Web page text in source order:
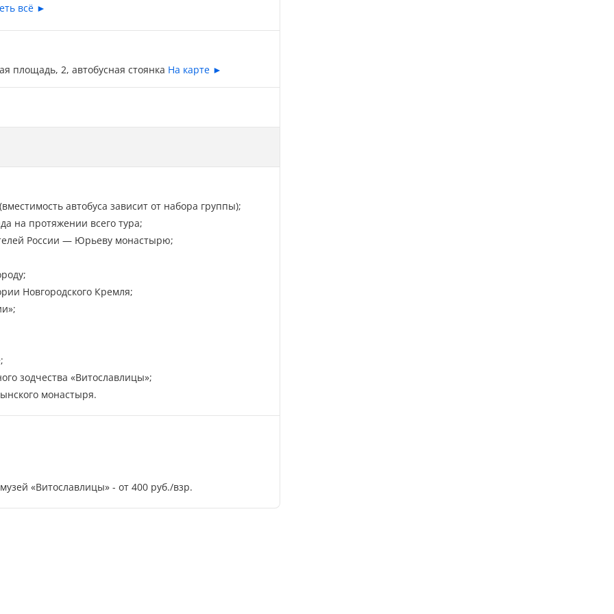
всё ►
площадь, 2, автобусная стоянка На карте ►
автобуса зависит от набора группы);
на протяжении всего тура;
России — Юрьеву монастырю;
Новгородского Кремля;
зодчества «Витославлицы»;
монастыря.
«Витославлицы» - от 400 руб./взр.